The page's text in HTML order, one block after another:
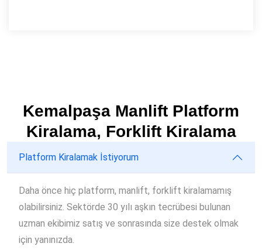
Kemalpaşa Manlift Platform
Kiralama, Forklift Kiralama
Platform Kiralamak İstiyorum
Daha önce hiç platform, manlift, forklift kiralamamış
olabilirsiniz. Sektörde 30 yılı aşkın tecrübesi bulunan
uzman ekibimiz satış ve sonrasında size destek olmak
için yanınızda.